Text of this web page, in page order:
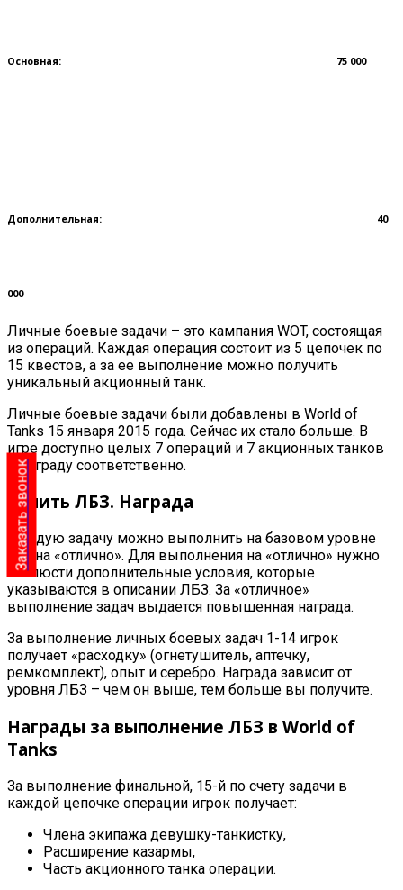
Основная: 75 000
Дополнительная: 40
000
Личные боевые задачи – это кампания WOT, состоящая
из операций. Каждая операция состоит из 5 цепочек по
15 квестов, а за ее выполнение можно получить
уникальный акционный танк.
Личные боевые задачи были добавлены в World of
Tanks 15 января 2015 года. Сейчас их стало больше. В
игре доступно целых 7 операций и 7 акционных танков
в награду соответственно.
Купить ЛБЗ. Награда
Каждую задачу можно выполнить на базовом уровне
или на «отлично». Для выполнения на «отлично» нужно
соблюсти дополнительные условия, которые
указываются в описании ЛБЗ. За «отличное»
выполнение задач выдается повышенная награда.
За выполнение личных боевых задач 1-14 игрок
получает «расходку» (огнетушитель, аптечку,
ремкомплект), опыт и серебро. Награда зависит от
уровня ЛБЗ – чем он выше, тем больше вы получите.
Награды за выполнение ЛБЗ в World of
Tanks
За выполнение финальной, 15-й по счету задачи в
каждой цепочке операции игрок получает:
Члена экипажа девушку-танкистку,
Расширение казармы,
Часть акционного танка операции.
Заказать звонок